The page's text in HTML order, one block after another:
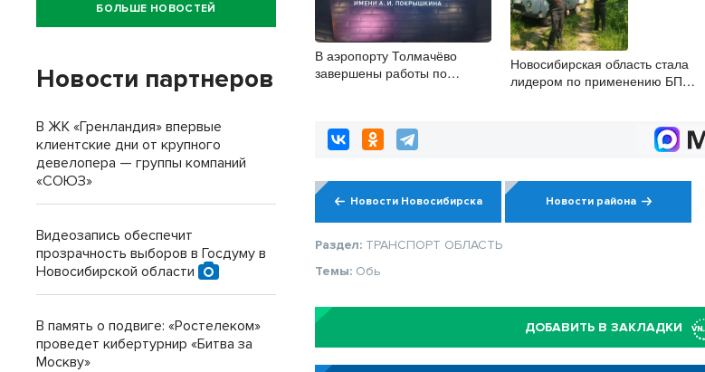
В аэропорту Толмачёво
завершены работы по
Новосибирская область стала
лидером по применению БПЛА
Новости Новосибирска Новости района
Раздел: ТРАНСПОРТ ОБЛАСТЬ
Темы: Обь
ДОБАВИТЬ В ЗАКЛАДКИ
БОЛЬШЕ НОВОСТЕЙ
Новости партнеров
В ЖК «Гренландия» впервые
клиентские дни от крупного
девелопера — группы компаний
«СОЮЗ»
Видеозапись обеспечит
прозрачность выборов в Госдуму в
Новосибирской области
В память о подвиге: «Ростелеком»
проведет кибертурнир «Битва за
Москву»